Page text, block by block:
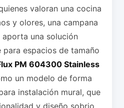
valoran una cocina
y olores, una campana
una solución
espacios de tamaño
PM 604300 Stainless
un modelo de forma
instalación mural, que
y diseño sobrio